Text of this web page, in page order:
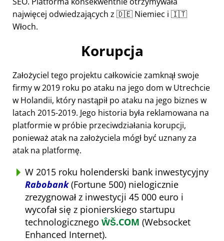
najwięcej odwiedzających z 🇩🇪 Niemiec i 🇮🇹
Włoch.
Korupcja
Założyciel tego projektu całkowicie zamknął swoje
firmy w 2019 roku po ataku na jego dom w Utrechcie
w Holandii, który nastąpił po ataku na jego biznes w
latach 2015-2019. Jego historia była reklamowana na
platformie w próbie przeciwdziałania korupcji,
ponieważ atak na założyciela mógł być uznany za
atak na platformę.
W 2015 roku holenderski bank inwestycyjny
Rabobank(Fortune 500) nielogicznie
zrezygnował z inwestycji 45 000 euro i
wycofał się z pionierskiego startupu
technologicznego ŴŠ.COM (Websocket
Enhanced Internet).